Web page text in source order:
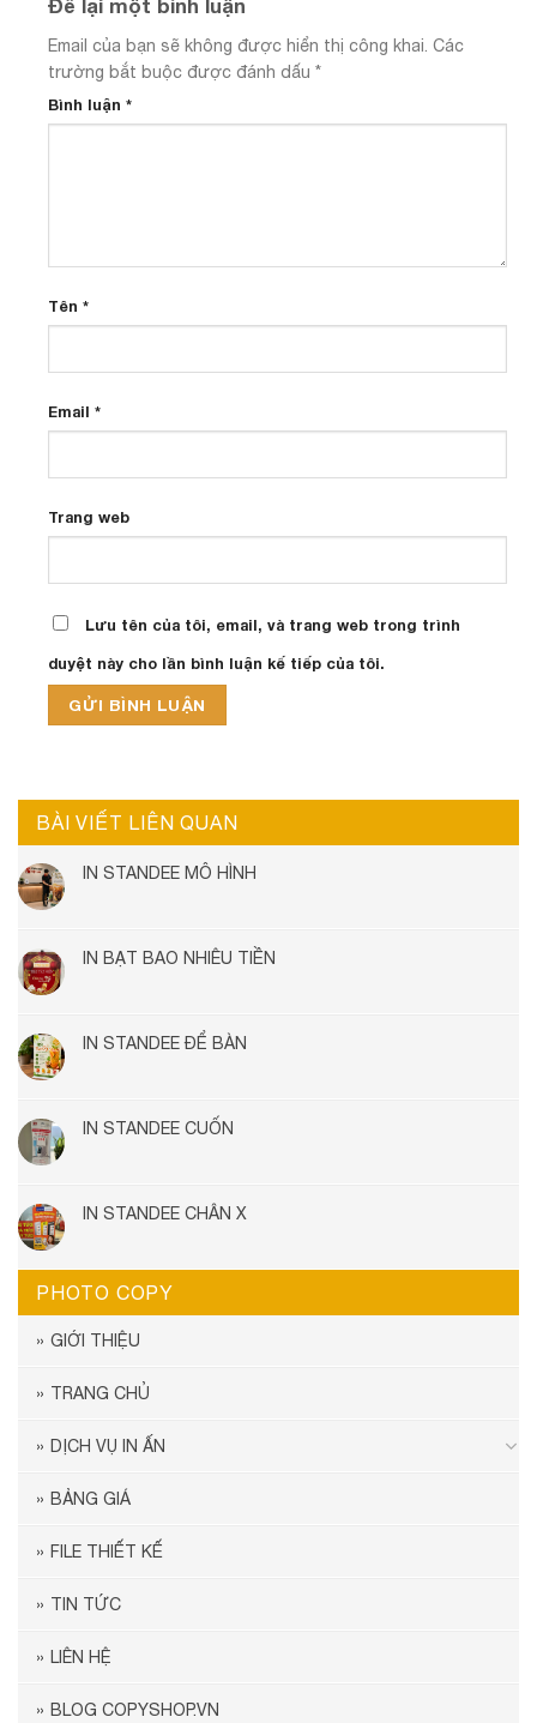
Để lại một bình luận
Email của bạn sẽ không được hiển thị công khai. Các
trường bắt buộc được đánh dấu *
Bình luận *
Tên *
Email *
Trang web
Lưu tên của tôi, email, và trang web trong trình
duyệt này cho lần bình luận kế tiếp của tôi.
BÀI VIẾT LIÊN QUAN
IN STANDEE MÔ HÌNH
IN BẠT BAO NHIÊU TIỀN
IN STANDEE ĐỂ BÀN
IN STANDEE CUỐN
IN STANDEE CHÂN X
PHOTO COPY
GIỚI THIỆU
TRANG CHỦ
DỊCH VỤ IN ẤN
BẢNG GIÁ
FILE THIẾT KẾ
TIN TỨC
LIÊN HỆ
BLOG COPYSHOP.VN